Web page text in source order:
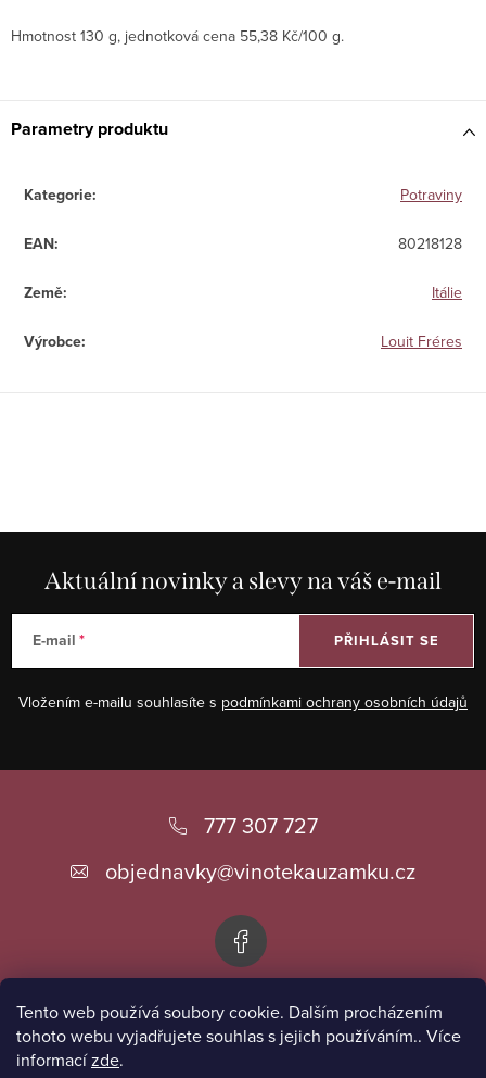
Tento web používá soubory cookie. Dalším procházením
tohoto webu vyjadřujete souhlas s jejich používáním.. Více
informacízde.
Hmotnost 130 g, jednotková cena 55,38 Kč/100 g.
Parametry produktu
Kategorie: Potraviny
EAN: 80218128
Země: Itálie
Výrobce: Louit Fréres
Aktuální novinky a slevy na váš e-mail
E-mail
Vložením e-mailu souhlasíte s podmínkami ochrany osobních údajů
PŘIHLÁSIT SE
777 307 727
objednavky@vinotekauzamku.cz
Informace pro vás